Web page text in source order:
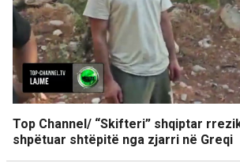
Top Channel/ “Skifteri” shqiptar
shpëtuar shtëpitë nga zjarri në Greqi